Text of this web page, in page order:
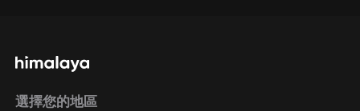
選擇您的地區